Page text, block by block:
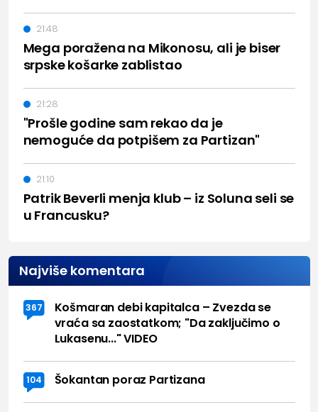
Mega poražena na Mikonosu, ali je biser
srpske košarke zablistao
21:48
"Prošle godine sam rekao da je
nemoguće da potpišem za Partizan"
21:28
Patrik Beverli menja klub – iz Soluna seli se
u Francusku?
21:10
Najviše komentara
367
Košmaran debi kapitalca – Zvezda se
vraća sa zaostatkom; "Da zaključimo o
Lukasenu..." VIDEO
104 Šokantan poraz Partizana